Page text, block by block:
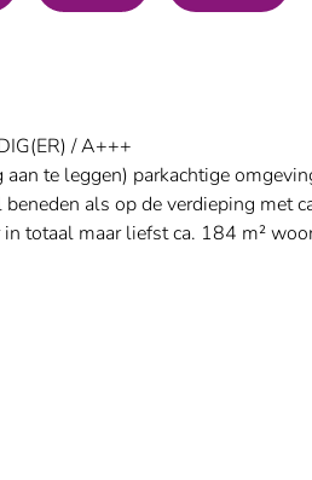
/ A+++
te leggen) parkachtige
als op de verdieping met
totaal maar liefst ca. 184 m²